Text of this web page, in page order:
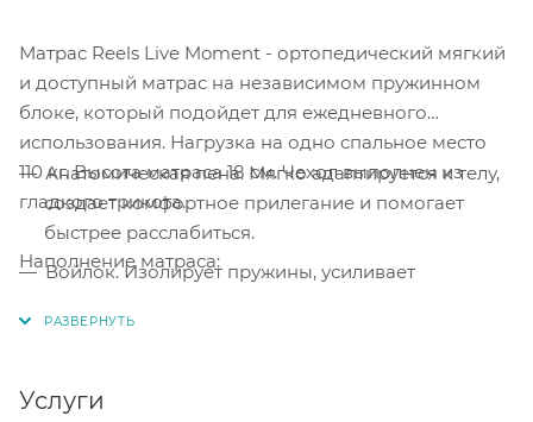
Матрас Reels Live Moment - ортопедический мягкий
и доступный матрас на независимом пружинном
блоке, который подойдет для ежедневного
использования. Нагрузка на одно спальное место
110 кг. Высота матраса 18 см. Чехол выполнен из
гладкого трикота.
Наполнение матраса:
Анатомическая пена. Мягко адаптируется к телу,
создает комфортное прилегание и помогает
быстрее расслабиться.
Войлок. Изолирует пружины, усиливает
продавливания.
спальное место). Обеспечивает точечную
Услуги